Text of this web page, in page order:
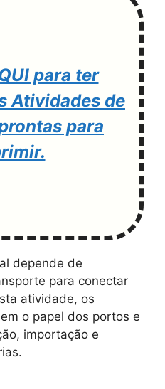
para ter
Atividades de
para
depende de
para conectar
atividade, os
o papel dos portos e
importação e